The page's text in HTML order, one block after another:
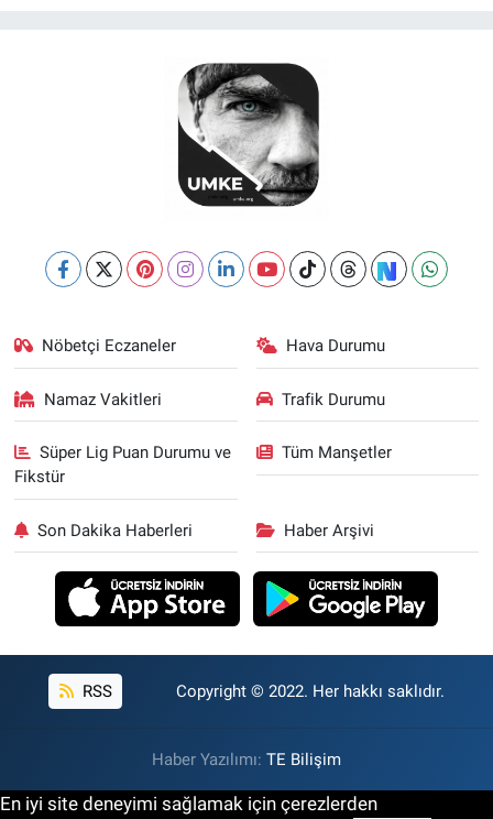
Nöbetçi Eczaneler Hava Durumu
Namaz Vakitleri Trafik Durumu
Süper Lig Puan Durumu ve
Fikstür
Tüm Manşetler
Son Dakika Haberleri Haber Arşivi
RSS Copyright © 2022. Her hakkı saklıdır.
Haber Yazılımı: TE Bilişim
En iyi site deneyimi sağlamak için çerezlerden